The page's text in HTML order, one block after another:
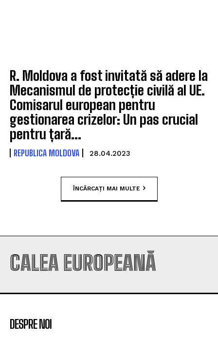
R. Moldova a fost invitată să adere la
Mecanismul de protecție civilă al UE.
Comisarul european pentru
gestionarea crizelor: Un pas crucial
pentru țară...
REPUBLICA MOLDOVA 28.04.2023
ÎNCĂRCAȚI MAI MULTE
CALEA EUROPEANĂ
DESPRE NOI